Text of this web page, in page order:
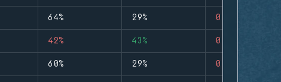
64% 29% 0
42% 43% 0
60% 29% 0